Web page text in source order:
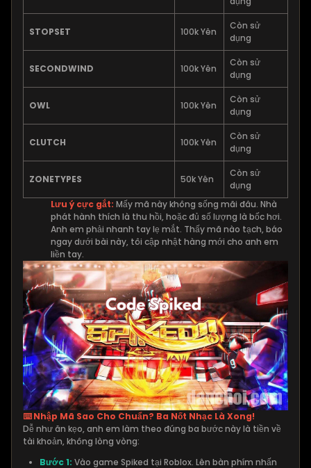
STOPSET 100k Yên
Còn sử
dụng
SECONDWIND 100k Yên
Còn sử
dụng
OWL 100k Yên
Còn sử
dụng
CLUTCH 100k Yên
Còn sử
dụng
ZONETYPES 50k Yên
Còn sử
dụng
Lưu ý cực gắt: Mấy mã này không sống mãi đâu. Nhà
phát hành thích là thu hồi, hoặc đủ số lượng là bốc hơi.
Anh em phải nhanh tay lẹ mắt. Thấy mã nào tạch, báo
ngay dưới bài này, tôi cập nhật hàng mới cho anh em
liền tay.
⌨️ Nhập Mã Sao Cho Chuẩn? Ba Nốt Nhạc Là Xong!
Dễ như ăn kẹo, anh em làm theo đúng ba bước này là tiền về
tài khoản, không lòng vòng:
Bước 1: Vào game Spiked tại Roblox. Lên bàn phím nhấn